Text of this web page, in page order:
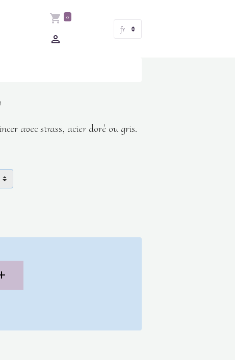
0
avec strass, acier doré ou gris.